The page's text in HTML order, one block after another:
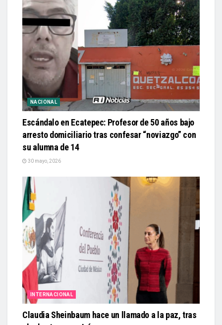
NACIONAL
Escándalo en Ecatepec: Profesor de 50 años bajo
arresto domiciliario tras confesar “noviazgo” con
su alumna de 14
30 mayo, 2026
INTERNACIONAL
Claudia Sheinbaum hace un llamado a la paz, tras